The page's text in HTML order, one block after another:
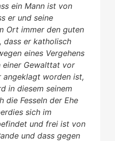
ein Mann ist von
er und seine
Ort immer den guten
dass er katholisch
eines Vergehens
Gewalttat vor
worden ist,
in diesem seinem
die Fesseln der Ehe
sich im
und frei ist von
und dass gegen